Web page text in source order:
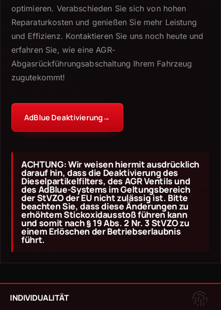
optimieren. Verabschieden Sie sich von hohen
Reparaturkosten und genießen Sie mehr Leistung
und Effizienz. Kontaktieren Sie uns noch heute und
erfahren Sie, wie eine AGR-
Abgasrückführungsabschaltung Ihrem Fahrzeug
zugutekommt!
AdBlue Deaktivierung→
ACHTUNG: Wir weisen hiermit ausdrücklich
darauf hin, dass die Deaktivierung des
Dieselpartikelfilters, des AGR Ventils und
des AdBlue-Systems im Geltungsbereich
der StVZO der EU nicht zulässig ist. Bitte
beachten Sie, dass diese Änderungen zu
erhöhtem Stickoxidausstoß führen kann
und somit nach § 19 Abs. 2 Nr. 3 StVZO zu
einem Erlöschen der Betriebserlaubnis
führt.
INDIVIDUALITÄT